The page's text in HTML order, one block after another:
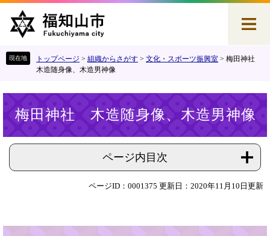
す
し
トップページ > 組織からさがす > 文化・スポーツ振興室 > 梅田神社
木造随身像、木造男神像
梅田神社 木造随身像、木造男神像
ページ内目次
ページID：0001375 更新日：2020年11月10日更新